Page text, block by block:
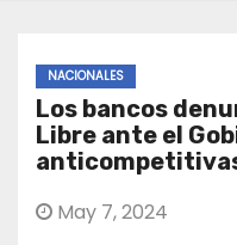
NACIONALES
Los bancos
Libre ante el
May 7, 2024